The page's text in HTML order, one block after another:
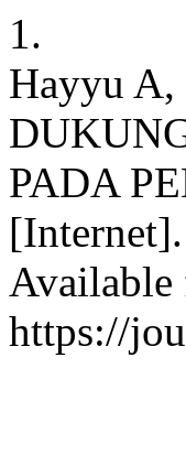
1.
Hayyu
PADA
Available
https://